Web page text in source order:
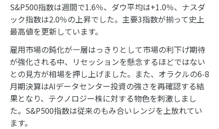
S&P500指数は週間で1.6％、ダウ平均は+1.0％、ナスダ
ック指数は2.0％の上昇でした。主要3指数が揃って史上
最高値を更新しています。
雇用市場の鈍化が一層はっきりとして市場の利下げ期待
が強化される中、リセッションを懸念するほどではない
との見方が相場を押し上げました。また、オラクルの6-8
月期決算はAIデータセンター投資の強さを再確認する結
果となり、テクノロジー株に対する物色を刺激しまし
た。S&P500指数は従来のもみ合いレンジを上放れてい
ます。